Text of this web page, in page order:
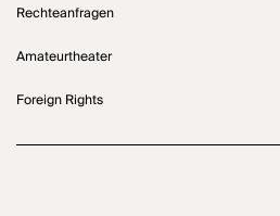
Rechteanfragen
Amateurtheater
Foreign Rights